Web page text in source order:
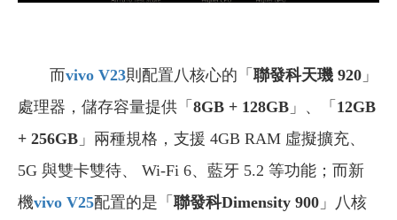
而vivo V23則配置八核心的「 聯發科天璣 920 」
處理器，儲存容量提供「 8GB + 128GB 」、「 12GB
+ 256GB 」兩種規格，支援 4GB RAM 虛擬擴充、
5G 與雙卡雙待、 Wi-Fi 6、藍牙 5.2 等功能；而新
機vivo V25配置的是「 聯發科Dimensity 900 」八核